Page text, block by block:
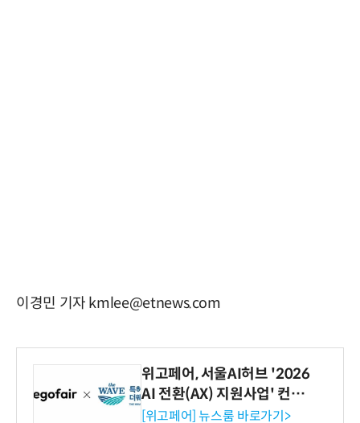
이경민 기자 kmlee@etnews.com
위고페어, 서울AI허브 '2026
AI 전환(AX) 지원사업' 컨소
시엄 선정
[위고페어] 뉴스룸 바로가기>